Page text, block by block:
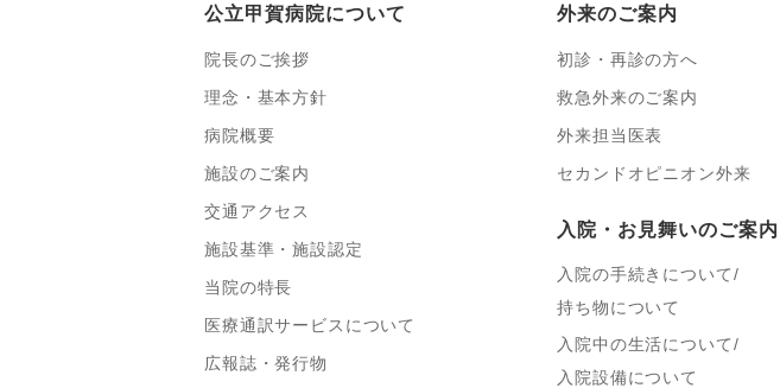
公立甲賀病院について
院長のご挨拶
理念・基本方針
病院概要
施設のご案内
交通アクセス
施設基準・施設認定
当院の特長
医療通訳サービスについて
広報誌・発行物
外来のご案内
初診・再診の方へ
救急外来のご案内
外来担当医表
セカンドオピニオン外来
入院・お見舞いのご案内
入院の手続きについて/
持ち物について
入院中の生活について/
入院設備について